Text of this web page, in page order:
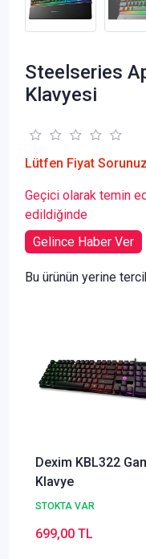
Steelseries
Klavyesi
Lütfen Fiyat Sorunuz
Geçici olarak temin
edildiğinde
Gelince Haber Ver
Bu ürünün yerine
Dexim KBL322
Klavye
STOKTA VAR
699,00 TL